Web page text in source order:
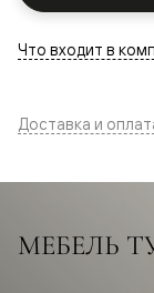
Что входит в
Доставка и
МЕБЕЛЬ